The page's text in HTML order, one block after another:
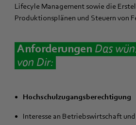
Lifecyle Management sowie die
Produktionsplänen und Steuern von
Anforderungen Das
von Dir:
Hochschulzugangsberechtigung
Interesse an Betriebswirtschaft und